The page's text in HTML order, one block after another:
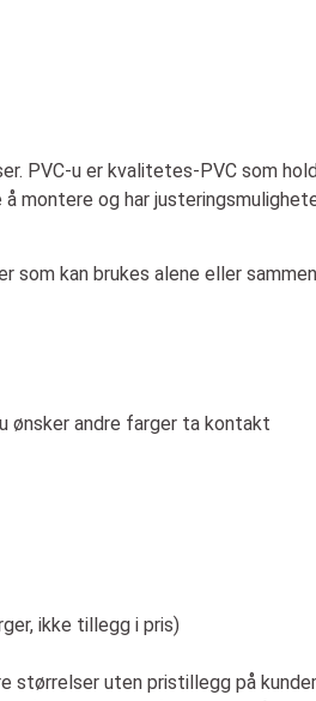
PVC-u er kvalitetes-PVC som
montere og har
som kan brukes alene eller
ønsker andre farger ta kontakt
ikke tillegg i pris)
størrelser uten pristillegg på